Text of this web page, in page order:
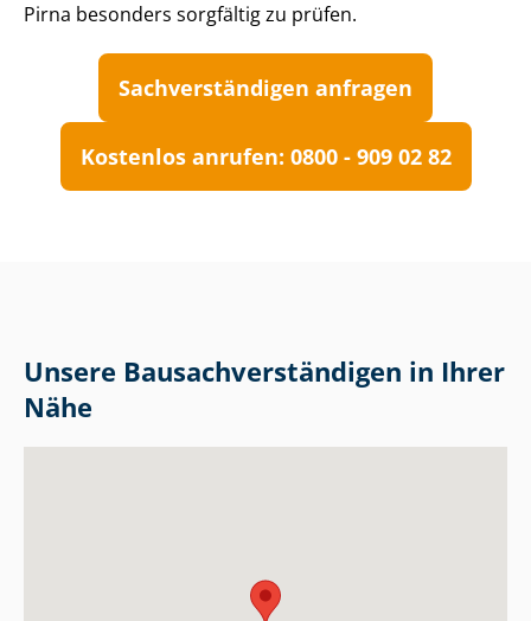
Pirna besonders sorgfältig zu prüfen.
Sach­ver­stän­di­gen anfragen
Kostenlos anrufen: 0800 - 909 02 82
Unsere Bau­sach­ver­stän­di­gen in Ihrer
Nähe